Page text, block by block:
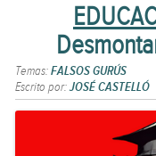
Temas:FALSOS GURÚS
Escrito por:JOSÉ CASTELLÓ